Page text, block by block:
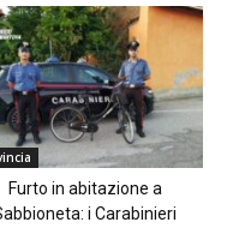
Furto in abitazione a
i Carabinieri